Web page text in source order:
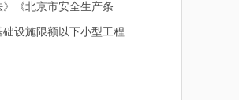
《北京市安全生产条
设施限额以下小型工程